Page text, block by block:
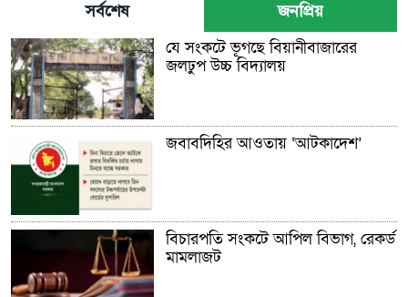
সর্বশেষ জনপ্রিয়
যে সংকটে ভূগছে বিয়ানীবাজারের
জলঢুপ উচ্চ বিদ্যালয়
জবাবদিহির আওতায় ‘আটকাদেশ’
বিচারপতি সংকটে আপিল বিভাগ, রেকর্ড
মামলাজট